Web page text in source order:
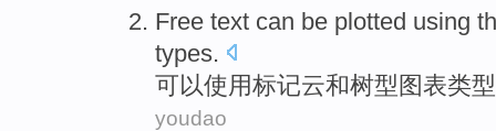
Free text can be plotted using
types.
可以使用标记云和树型 图表类型
youdao